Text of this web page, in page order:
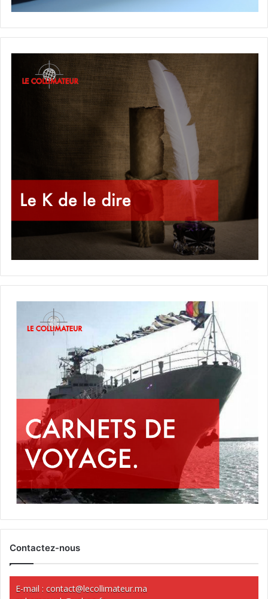
Contactez-nous
E-mail : contact@lecollimateur.ma